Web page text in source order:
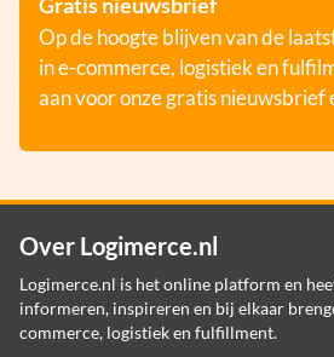
Op de hoogte blijven van de
in e-commerce, logistiek en
aan voor onze gratis nieuwsbrief
Over Logimerce.nl
Logimerce.nl is het online platform en
informeren, inspireren en bij elkaar
commerce, logistiek en fulfillment.